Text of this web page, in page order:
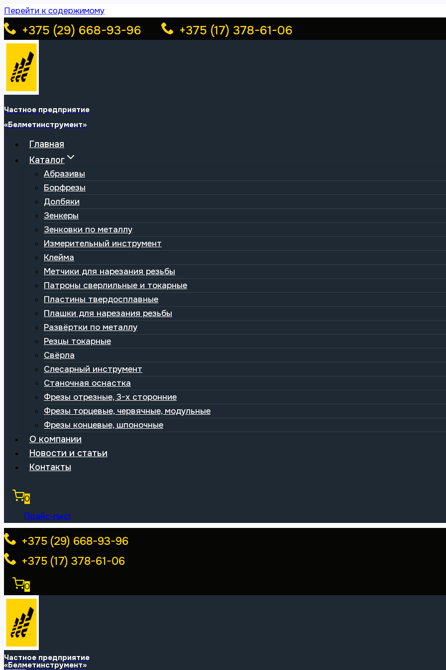
Перейти к содержимому
+375 (29) 668-93-96 +375 (17) 378-61-06
Частное предприятие
«Белметинструмент»
Главная
Каталог
Абразивы
Борфрезы
Долбяки
Зенкеры
Зенковки по металлу
Измерительный инструмент
Клейма
Метчики для нарезания резьбы
Патроны сверлильные и токарные
Пластины твердосплавные
Плашки для нарезания резьбы
Развёртки по металлу
Резцы токарные
Свёрла
Слесарный инструмент
Станочная оснастка
Фрезы отрезные, 3-х сторонние
Фрезы торцевые, червячные, модульные
Фрезы концевые, шпоночные
О компании
Новости и статьи
Контакты
0
Прайс-лист
+375 (29) 668-93-96
+375 (17) 378-61-06
0
Частное предприятие
«Белметинструмент»